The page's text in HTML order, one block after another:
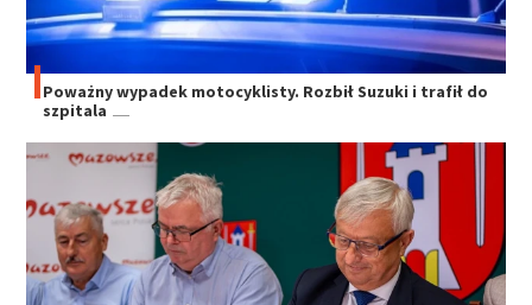
Poważny wypadek motocyklisty. Rozbił Suzuki i trafił do
szpitala